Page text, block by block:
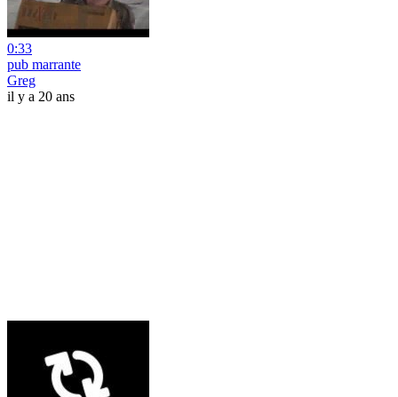
0:33
pub marrante
Greg
il y a 20 ans